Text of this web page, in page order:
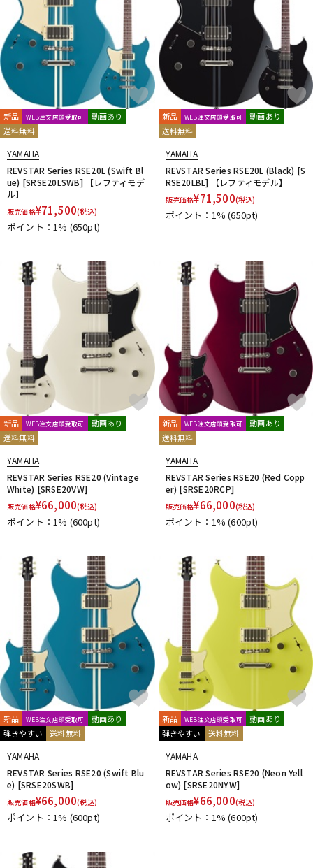
新品 WEB注文店頭受取可
動画あり
送料無料
YAMAHA
REVSTAR Series RSE20L (Swift Bl
ue) [SRSE20LSWB] 【レフティモデ
ル】
販売価格¥71,500(税込)
ポイント：1% (650pt)
新品 WEB注文店頭受取可
動画あり
送料無料
YAMAHA
REVSTAR Series RSE20L (Black) [S
RSE20LBL] 【レフティモデル】
販売価格¥71,500(税込)
ポイント：1%(650pt)
新品 WEB注文店頭受取可
動画あり
送料無料
YAMAHA
REVSTAR Series RSE20 (Vintage
White) [SRSE20VW]
販売価格¥66,000(税込)
ポイント：1% (600pt)
新品 WEB注文店頭受取可
動画あり
送料無料
YAMAHA
REVSTAR Series RSE20 (Red Copp
er) [SRSE20RCP]
販売価格¥66,000(税込)
ポイント：1%(600pt)
新品 WEB注文店頭受取可
動画あり
弾きやすい
送料無料
YAMAHA
REVSTAR Series RSE20 (Swift Blu
e) [SRSE20SWB]
販売価格¥66,000(税込)
ポイント：1% (600pt)
新品 WEB注文店頭受取可
動画あり
弾きやすい
送料無料
YAMAHA
REVSTAR Series RSE20 (Neon Yell
ow) [SRSE20NYW]
販売価格¥66,000(税込)
ポイント：1%(600pt)